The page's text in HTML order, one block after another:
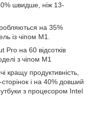
швидше, ніж 13-
на 35%
із чіпом M1.
Pro на 60 відсотків
з чіпом M1
кращу продуктивність,
і на 40% довший
з процесором Intel